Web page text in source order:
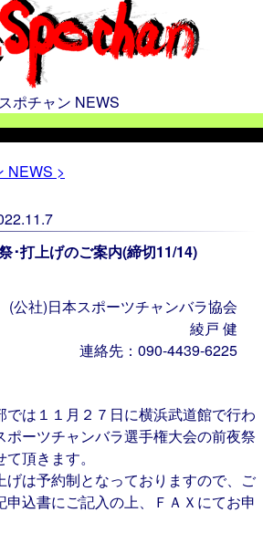
スポチャン NEWS
NEWS >
.11.7
･打上げのご案内(締切11/14)
(公社)日本スポーツチャンバラ協会
綾戸 健
連絡先：090-4439-6225
は１１月２７日に横浜武道館で行わ
ポーツチャンバラ選手権大会の前夜祭
頂きます。
は予約制となっておりますので、ご
込書にご記入の上、ＦＡＸにてお申